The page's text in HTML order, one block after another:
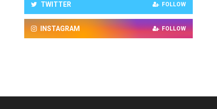
TWITTER FOLLOW
INSTAGRAM FOLLOW